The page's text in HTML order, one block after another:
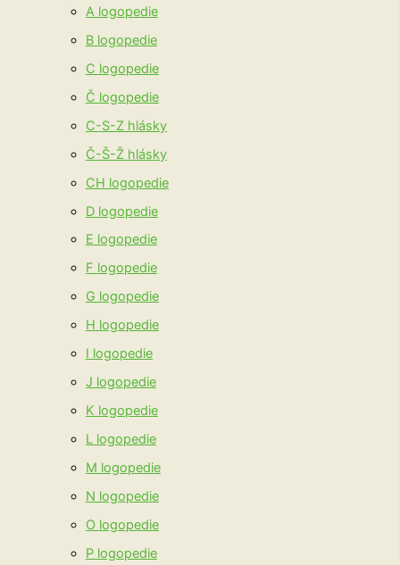
A logopedie
B logopedie
C logopedie
Č logopedie
C-S-Z hlásky
Č-Š-Ž hlásky
CH logopedie
D logopedie
E logopedie
F logopedie
G logopedie
H logopedie
I logopedie
J logopedie
K logopedie
L logopedie
M logopedie
N logopedie
O logopedie
P logopedie